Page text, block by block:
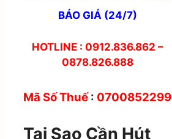
BÁO GIÁ (24/7)
HOTLINE : 0912.836.862 –
0878.826.888
Mã Số Thuế: 0700852299
Tại Sao Cần Hút